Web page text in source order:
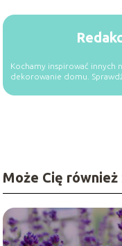
Kochamy inspirować innych
dekorowanie domu.
Może Cię